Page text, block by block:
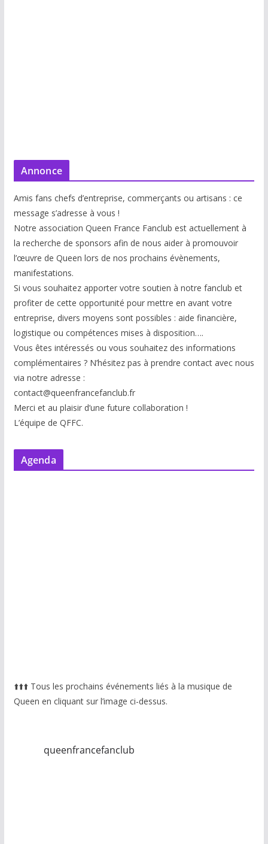
Annonce
Amis fans chefs d’entreprise, commerçants ou artisans : ce
message s’adresse à vous !
Notre association Queen France Fanclub est actuellement à
la recherche de sponsors afin de nous aider à promouvoir
l’œuvre de Queen lors de nos prochains évènements,
manifestations.
Si vous souhaitez apporter votre soutien à notre fanclub et
profiter de cette opportunité pour mettre en avant votre
entreprise, divers moyens sont possibles : aide financière,
logistique ou compétences mises à disposition….
Vous êtes intéressés ou vous souhaitez des informations
complémentaires ? N’hésitez pas à prendre contact avec nous
via notre adresse :
contact@queenfrancefanclub.fr
Merci et au plaisir d’une future collaboration !
L’équipe de QFFC.
Agenda
⬆️⬆️⬆️ Tous les prochains événements liés à la musique de
Queen en cliquant sur l’image ci-dessus.
queenfrancefanclub